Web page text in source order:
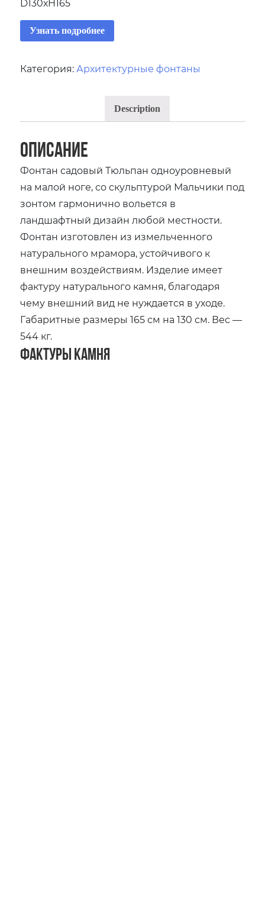
D130хH165
Узнать подробнее
Категория:Архитектурные фонтаны
Description
Описание
Фонтан садовый Тюльпан одноуровневый
на малой ноге, со скульптурой Мальчики под
зонтом гармонично вольется в
ландшафтный дизайн любой местности.
Фонтан изготовлен из измельченного
натурального мрамора, устойчивого к
внешним воздействиям. Изделие имеет
фактуру натурального камня, благодаря
чему внешний вид не нуждается в уходе.
Габаритные размеры 165 см на 130 см. Вес —
544 кг.
Фактуры камня